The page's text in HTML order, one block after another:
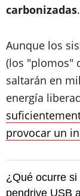
carbonizadas.
Aunque los
(los "plomos"
saltarán en
energía
provocar un
¿Qué ocurre si
pendrive USB